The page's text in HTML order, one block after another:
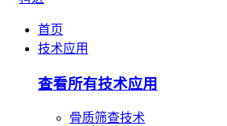
首页
技术应用
查看所有技术应用
骨质筛查技术